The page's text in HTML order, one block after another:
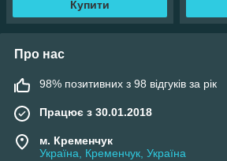
Купити
Про нас
98% позитивних з 98 відгуків за рік
Працює з 30.01.2018
м. Кременчук
Україна, Кременчук, Україна